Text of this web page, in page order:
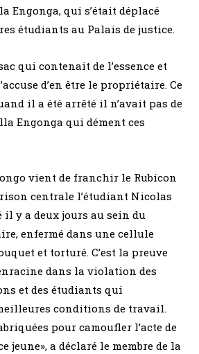
Engonga, qui s’était déplacé
étudiants au Palais de justice.
qui contenait de l’essence et
d’en être le propriétaire. Ce
il a été arrêté il n’avait pas de
Engonga qui dément ces
vient de franchir le Rubicon
centrale l’étudiant Nicolas
il y a deux jours au sein du
enfermé dans une cellule
et torturé. C’est la preuve
dans la violation des
et des étudiants qui
conditions de travail.
pour camoufler l’acte de
jeune», a déclaré le membre de la